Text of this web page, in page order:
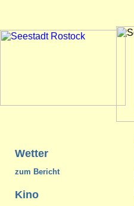
Wetter
zum Bericht
Kino